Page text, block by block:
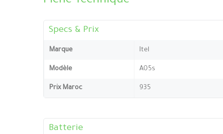
Specs & Prix
Marque Itel
Modèle A05s
Prix Maroc 935
Batterie